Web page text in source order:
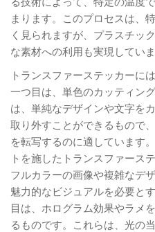
まります。このプロセスは、
く見られますが、プラスチッ
な素材への利用も実現していま
トランスファーステッカーに
一つ目は、単色のカッティン
は、単純なデザインや文字を
取り外すことができるもので
を転写するのに適しています
トを施したトランスファース
フルカラーの画像や複雑なデ
魅力的なビジュアルを必要と
目は、ホログラム効果やラメ
るものです。これらは、光の